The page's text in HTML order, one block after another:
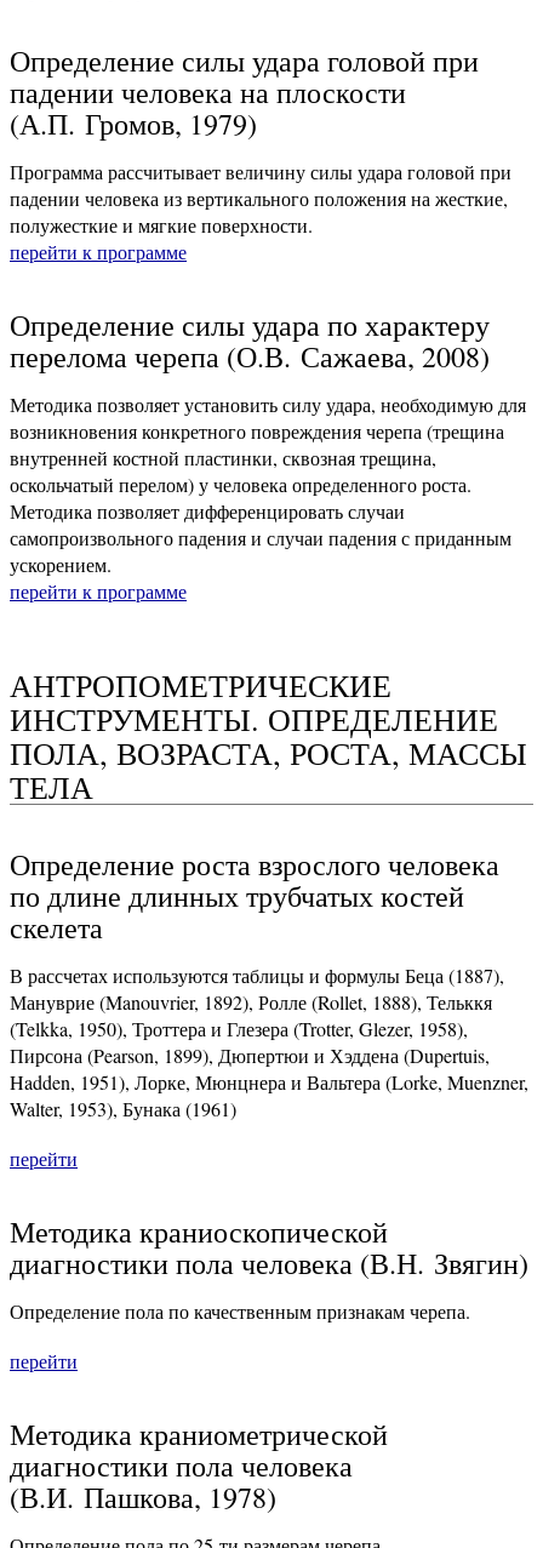
Определение силы удара головой при
падении человека на плоскости
(А.П. Громов, 1979)
Программа рассчитывает величину силы удара головой при
падении человека из вертикального положения на жесткие,
полужесткие и мягкие поверхности.
перейти к программе
Определение силы удара по характеру
перелома черепа (О.В. Сажаева, 2008)
Методика позволяет установить силу удара, необходимую для
возникновения конкретного повреждения черепа (трещина
внутренней костной пластинки, сквозная трещина,
оскольчатый перелом) у человека определенного роста.
Методика позволяет дифференцировать случаи
самопроизвольного падения и случаи падения с приданным
ускорением.
перейти к программе
АНТРОПОМЕТРИЧЕСКИЕ
ИНСТРУМЕНТЫ. ОПРЕДЕЛЕНИЕ
ПОЛА, ВОЗРАСТА, РОСТА, МАССЫ
ТЕЛА
Определение роста взрослого человека
по длине длинных трубчатых костей
скелета
В рассчетах используются таблицы и формулы Беца (1887),
Мануврие (Manouvrier, 1892), Ролле (Rollet, 1888), Тельккя
(Telkka, 1950), Троттера и Глезера (Trotter, Glezer, 1958),
Пирсона (Pearson, 1899), Дюпертюи и Хэддена (Dupertuis,
Hadden, 1951), Лорке, Мюнцнера и Вальтера (Lorke, Muenzner,
Walter, 1953), Бунака (1961)
перейти
Методика краниоскопической
диагностики пола человека (В.Н. Звягин)
Определение пола по качественным признакам черепа.
перейти
Методика краниометрической
диагностики пола человека
(В.И. Пашкова, 1978)